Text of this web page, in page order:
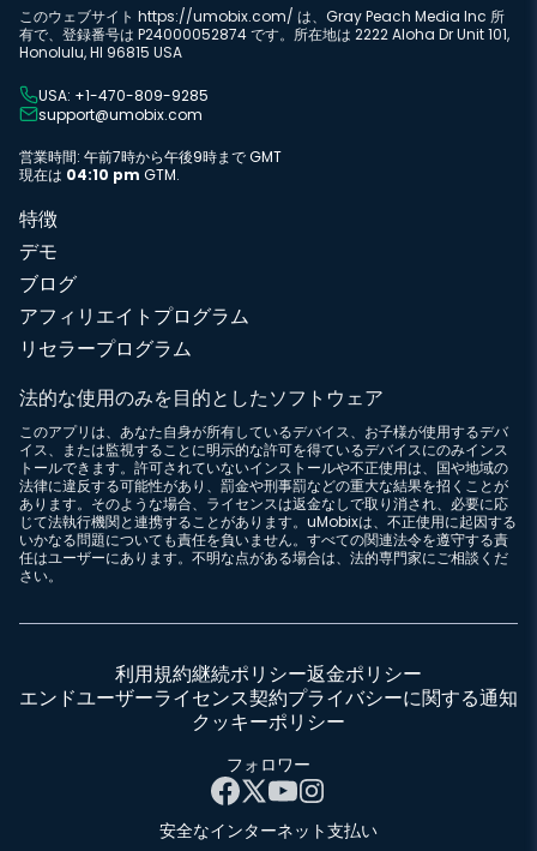
このウェブサイト https://umobix.com/ は、Gray Peach Media Inc 所
有で、登録番号は P24000052874 です。所在地は 2222 Aloha Dr Unit 101,
Honolulu, HI 96815 USA
USA: +1-470-809-9285
support@umobix.com
営業時間: 午前7時から午後9時まで GMT
現在は 04:10 pm GTM.
特徴
デモ
ブログ
アフィリエイトプログラム
リセラープログラム
法的な使用のみを目的としたソフトウェア
このアプリは、あなた自身が所有しているデバイス、お子様が使用するデバ
イス、または監視することに明示的な許可を得ているデバイスにのみインス
トールできます。許可されていないインストールや不正使用は、国や地域の
法律に違反する可能性があり、罰金や刑事罰などの重大な結果を招くことが
あります。そのような場合、ライセンスは返金なしで取り消され、必要に応
じて法執行機関と連携することがあります。uMobixは、不正使用に起因する
いかなる問題についても責任を負いません。すべての関連法令を遵守する責
任はユーザーにあります。不明な点がある場合は、法的専門家にご相談くだ
さい。
利用規約継続ポリシー返金ポリシー
エンドユーザーライセンス契約プライバシーに関する通知
クッキーポリシー
フォロワー
安全なインターネット支払い